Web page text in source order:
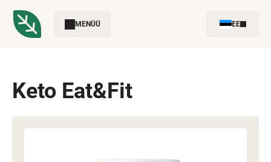
MENÜÜ EE
Keto Eat&Fit